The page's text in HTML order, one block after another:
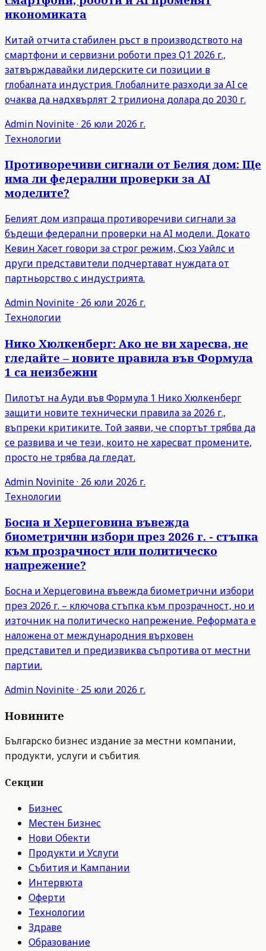
икономиката
Китай отчита стабилен ръст в производството на
смартфони и сервизни роботи през Q1 2026 г.,
затвърждавайки лидерските си позиции в
глобалната индустрия. Глобалните разходи за AI се
очаква да надхвърлят 2 трилиона долара до 2030 г.
Admin Novinite· 26 юли 2026 г.
Технологии
Противоречиви сигнали от Белия дом: Ще
има ли федерални проверки за AI
моделите?
Белият дом изпраща противоречиви сигнали за
бъдещи федерални проверки на AI модели. Докато
Кевин Хасет говори за строг режим, Сюз Уайлс и
други представители подчертават нуждата от
партньорство с индустрията.
Admin Novinite· 26 юли 2026 г.
Технологии
Нико Хюлкенберг: Ако не ви харесва, не
гледайте – новите правила във Формула
1 са неизбежни
Пилотът на Ауди във Формула 1 Нико Хюлкенберг
защити новите технически правила за 2026 г.,
въпреки критиките. Той заяви, че спортът трябва да
се развива и че тези, които не харесват промените,
просто не трябва да гледат.
Admin Novinite· 26 юли 2026 г.
Технологии
Босна и Херцеговина въвежда
биометрични избори през 2026 г. - стъпка
към прозрачност или политическо
напрежение?
Босна и Херцеговина въвежда биометрични избори
през 2026 г. – ключова стъпка към прозрачност, но и
източник на политическо напрежение. Реформата е
наложена от международния върховен
представител и предизвиква съпротива от местни
партии.
Admin Novinite· 25 юли 2026 г.
Новините
Българско бизнес издание за местни компании,
продукти, услуги и събития.
Секции
Бизнес
Местен Бизнес
Нови Обекти
Продукти и Услуги
Събития и Кампании
Интервюта
Оферти
Технологии
Здраве
Образование